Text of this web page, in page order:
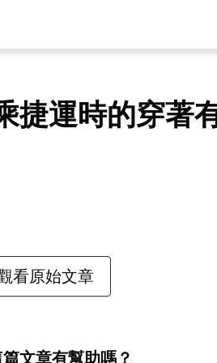
捷運時的穿著
看原始文章
文章有幫助嗎？